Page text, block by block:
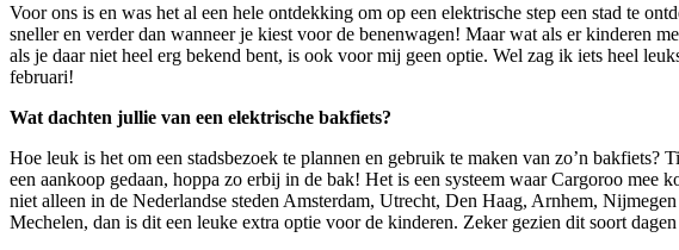
Voor ons is en was het al een hele ontdekking om op een elektrische step een stad te
sneller en verder dan wanneer je kiest voor de benenwagen! Maar wat als er kinderen
als je daar niet heel erg bekend bent, is ook voor mij geen optie. Wel zag ik iets heel
februari!
Wat dachten jullie van een elektrische bakfiets?
Hoe leuk is het om een stadsbezoek te plannen en gebruik te maken van zo’n
een aankoop gedaan, hoppa zo erbij in de bak! Het is een systeem waar Cargoroo
niet alleen in de Nederlandse steden Amsterdam, Utrecht, Den Haag, Arnhem,
Mechelen, dan is dit een leuke extra optie voor de kinderen. Zeker gezien dit soort